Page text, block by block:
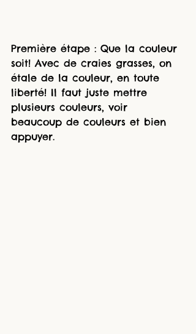
Première étape : Que la couleur
soit! Avec de craies grasses, on
étale de la couleur, en toute
liberté! Il faut juste mettre
plusieurs couleurs, voir
beaucoup de couleurs et bien
appuyer.